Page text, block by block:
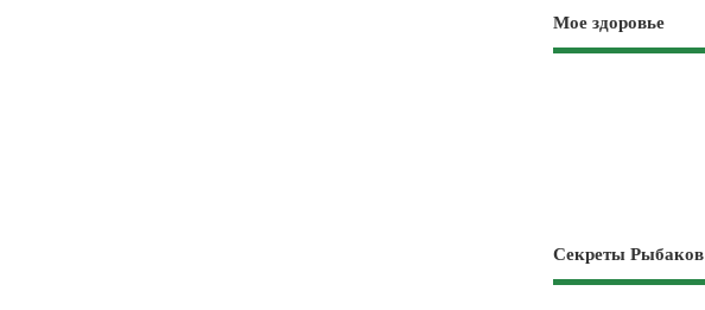
Мое здоровье
Секреты Рыбаков